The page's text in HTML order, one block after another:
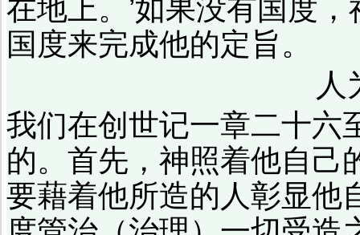
在地上。’如果没有国度
国度来完成他的定旨。
人
我们在创世记一章二十六
的。首先，神照着他自己
要藉着他所造的人彰显他